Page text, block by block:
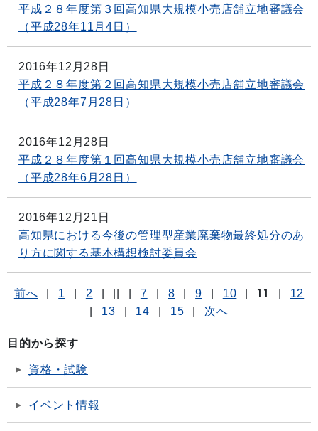
平成２８年度第３回高知県大規模小売店舗立地審議会
（平成28年11月4日）
2016年12月28日
平成２８年度第２回高知県大規模小売店舗立地審議会
（平成28年7月28日）
2016年12月28日
平成２８年度第１回高知県大規模小売店舗立地審議会
（平成28年6月28日）
2016年12月21日
高知県における今後の管理型産業廃棄物最終処分のあ
り方に関する基本構想検討委員会
前へ 1 2 7 8 9 10 11
12
13 14 15 次へ
目的から探す
資格・試験
イベント情報